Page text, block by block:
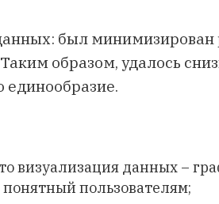
был минимизирован
образом, удалось
единообразие.
визуализация данных –
пользователям;